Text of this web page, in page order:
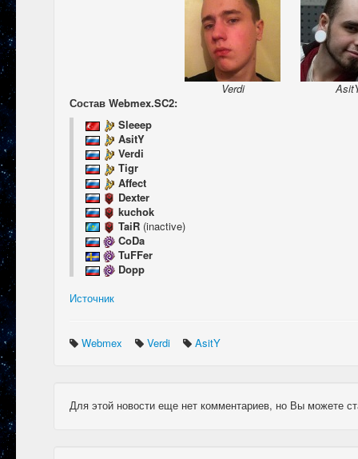
Verdi
Состав Webmex.SC2:
Sleeep
AsitY
Verdi
Tigr
Affect
Dexter
kuchok
TaiR (inactive)
CoDa
TuFFer
Dopp
Источник
Webmex Verdi AsitY
Для этой новости еще нет комментариев, но Вы можете